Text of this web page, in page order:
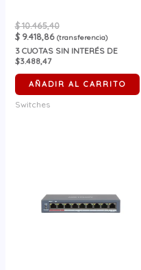
$10.465,40
$9.418,86 (transferencia)
3CUOTAS SIN INTERÉS DE
$3.488,47
AÑADIR AL CARRITO
Switches